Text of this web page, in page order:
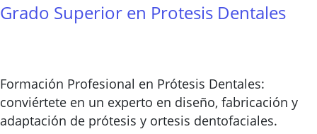
Grado Superior en Protesis Dentales
Formación Profesional en Prótesis Dentales:
conviértete en un experto en diseño, fabricación y
adaptación de prótesis y ortesis dentofaciales.